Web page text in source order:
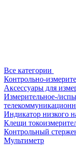
Все категории
Контрольно-
Аксессуары для
Измерительное-/
Индикатор низкого
Клещи
Контрольный
Мультиметр